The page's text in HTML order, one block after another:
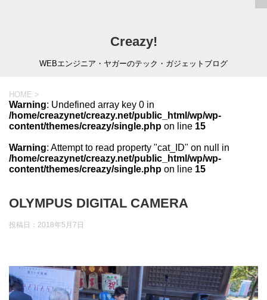
Creazy!
WEBエンジニア・ヤガーのテック・ガジェットブログ
HOME >
Warning: Undefined array key 0 in
/home/creazynet/creazy.net/public_html/wp/wp-
content/themes/creazy/single.php on line 15
Warning: Attempt to read property "cat_ID" on null in
/home/creazynet/creazy.net/public_html/wp/wp-
content/themes/creazy/single.php on line 15
OLYMPUS DIGITAL CAMERA
投稿日： 2018年5月7日